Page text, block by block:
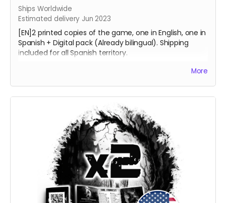
Ships Worldwide
Estimated delivery Jun 2023
[EN]2 printed copies of the game, one in English, one in
Spanish + Digital pack (Already bilingual). Shipping
included for all Spanish territory.
[ES] 2 Copias impresas del juego, una en inglés y otra
en español + Pack Digital (en ambos idiomas). Envío
incluido a todo el territorio español.
More